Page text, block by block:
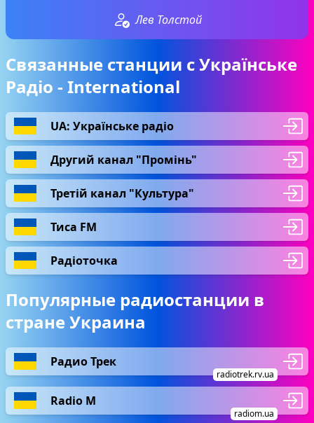
Лев Толстой
Связанные станции с Українське
Радіо - International
UA: Українське радіо
Другий канал "Промiнь"
Третій канал "Культура"
Тиса FM
Радіоточка
Популярные радиостанции в
стране Украина
Радио Трек
radiotrek.rv.ua
Radio М
radiom.ua